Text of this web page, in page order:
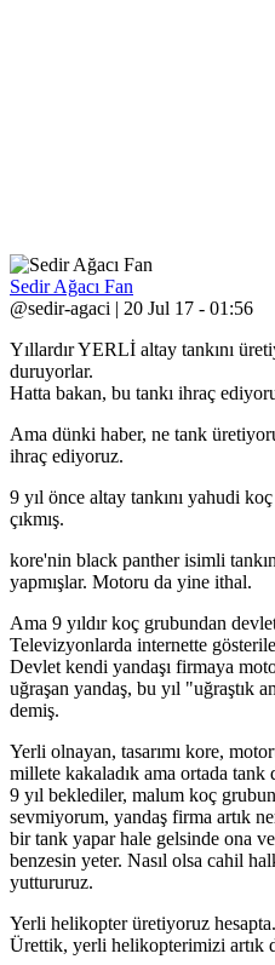
Sedir Ağacı Fan
@sedir-agaci | 20 Jul 17 - 01:56
Yıllardır YERLİ altay tankını
duruyorlar.
Hatta bakan, bu tankı ihraç
Ama dünki haber, ne tank
ihraç ediyoruz.
9 yıl önce altay tankını yahudi
çıkmış.
kore'nin black panther isimli
yapmışlar. Motoru da yine ithal.
Ama 9 yıldır koç grubundan
Televizyonlarda internette
Devlet kendi yandaşı firmaya
uğraşan yandaş, bu yıl "uğraştık
demiş.
Yerli olnayan, tasarımı kore,
millete kakaladık ama ortada tank
9 yıl beklediler, malum koç
sevmiyorum, yandaş firma artık
bir tank yapar hale gelsinde ona
benzesin yeter. Nasıl olsa cahil
yuttururuz.
Yerli helikopter üretiyoruz
Ürettik, yerli helikopterimizi artık